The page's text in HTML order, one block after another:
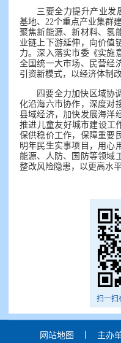
三要全力提升产业发
基地、22个重点产业集群
聚焦新能源、新材料、氢
业链上下游延伸，向价值
力。深入落实市委《实施
全国统一大市场、民营经
引资新模式，以经济体制
四要全力加快区域协
化沿海六市协作，深度对
县域经济，加快发展海洋
推进儿童友好城市建设工
保供稳价工作，保障重要
明年民生实事项目，用心
能源、人防、国防等领域
整改风险隐患，以更高水
扫一扫
网站地图 | 主办